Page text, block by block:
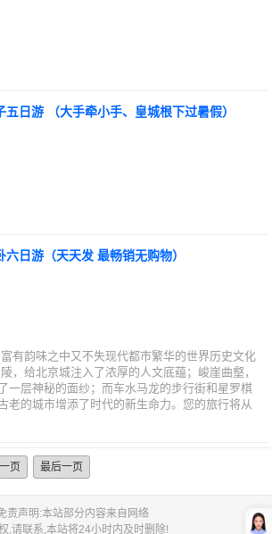
日游 （大手牵小手、皇城根下过暑假）
日游（天天发 最畅销无购物）
有韵味之中又不失现代都市繁华的世界历史文化
，给北京城注入了浓厚的人文底蕴；峻崖曲壑，
一层神秘的面纱；而车水马龙的步行街和星罗棋
老的城市增添了时代的新生命力。您的旅行将从
一页 最后一页
责声明:本站部分内容来自网络
,请联系,本站将24小时内及时删除!